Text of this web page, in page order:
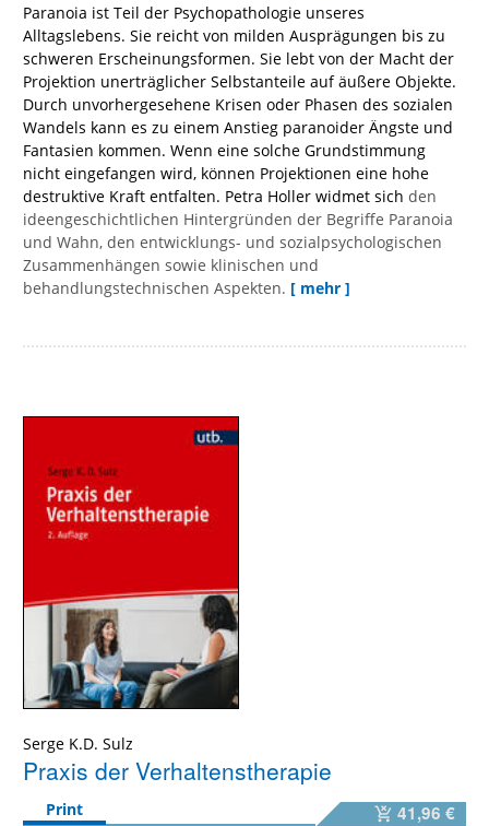
Paranoia ist Teil der Psychopathologie unseres
Alltagslebens. Sie reicht von milden Ausprägungen bis zu
schweren Erscheinungsformen. Sie lebt von der Macht der
Projektion unerträglicher Selbstanteile auf äußere Objekte.
Durch unvorhergesehene Krisen oder Phasen des sozialen
Wandels kann es zu einem Anstieg paranoider Ängste und
Fantasien kommen. Wenn eine solche Grundstimmung
nicht eingefangen wird, können Projektionen eine hohe
destruktive Kraft entfalten. Petra Holler widmet sich den
ideengeschichtlichen Hintergründen der Begriffe Paranoia
und Wahn, den entwicklungs- und sozialpsychologischen
Zusammenhängen sowie klinischen und
behandlungstechnischen Aspekten. [ mehr ]
Serge K.D. Sulz
Praxis der Verhaltenstherapie
Print 41,96 €